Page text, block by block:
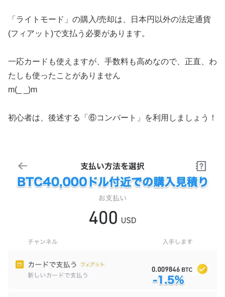
「ライトモード」の購入/売却は、日本円以外の法定通貨
(フィアット)で支払う必要があります。
一応カードも使えますが、手数料も高めなので、正直、わ
たしも使ったことがありません
m(_ _)m
初心者は、後述する「⑥コンバート」を利用しましょう！